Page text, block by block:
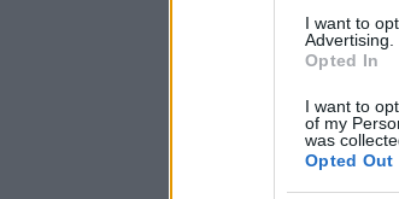
I want to
Advertising.
Opted In
I want to
of my
was
Opted Out